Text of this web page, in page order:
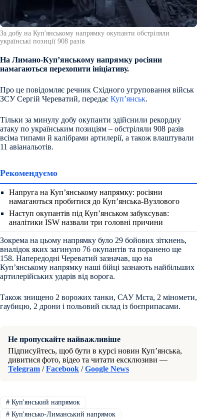
За добу на Куп'янському напрямку окупанти обстріляли
українські позиції 908 разів
На Лимано-Куп’янському напрямку росіяни
намагаються перехопити ініціативу.
Про це повідомляє речник Східного угруповання військ
ЗСУ Сергій Череватий, передає Куп’янськ.
Тільки за минулу добу окупанти здійснили рекордну
атаку по українським позиціям – обстріляли 908 разів
всіма типами й калібрами артилерії, а також влаштували
11 авіанальотів.
Рекомендуємо
Напруга на Куп’янському напрямку: росіяни
намагаються пробитися до Куп’янська-Вузлового
Наступ окупантів під Куп’янськом забуксував:
аналітики ISW назвали три головні причини
Зокрема на цьому напрямку було 29 бойових зіткнень,
вналідок яких загинуло 76 окупантів та поранено ще
158. Напередодні Череватий зазначав, що на
Куп’янському напрямку наші бійці зазнають найбільших
артилерійських ударів від ворога.
Також знищено 2 ворожих танки, САУ Мста, 2 міномети,
гаубицю, 2 дрони і польовий склад із боєприпасами.
Не пропускайте найважливіше
Підписуйтесь, щоб бути в курсі новин Куп’янська,
дивитися фото, відео та читати ексклюзиви —
Telegram /Facebook /Google News
#Куп'янський напрямок
#Куп'янсько-Лиманський напрямок